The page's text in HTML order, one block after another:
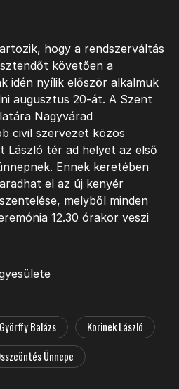
hogy a rendszerváltás
követően a
idén nyílik először alkalmuk
augusztus 20-át. A Szent
Nagyvárad
civil szervezet közös
László tér ad helyet az első
Ennek keretében
el az új kenyér
melyből minden
12.30 órakor veszi
Györffy Balázs
Korinek László
Ünnepe